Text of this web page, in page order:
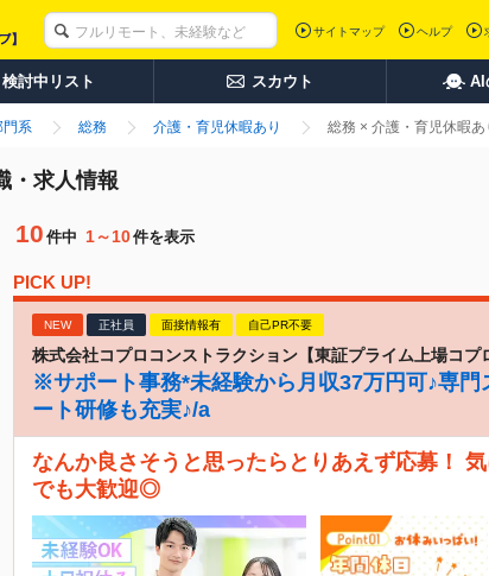
サイトマップ ヘルプ
検討中リスト スカウト AI
門系 総務 介護・育児休暇あり 総務 × 介護・育児休暇
・求人情報
10 件中 1～10件を表示
PICK UP!
NEW 正社員 面接情報有 自己PR不要
株式会社コプロコンストラクション【東証プライム上場コプ
※サポート事務*未経験から月収37万円可♪専
ート研修も充実♪/a
なんか良さそうと思ったらとりあえず応募！
でも大歓迎◎